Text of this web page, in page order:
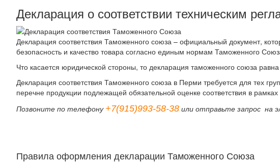
Декларация о соответствии техническим
Декларация соответствия Таможенного союза – официальный документ,
безопасность и качество товара согласно единым нормам Таможенного
Что касается юридической стороны, то декларация таможенного союза
Декларация соответствия Таможенного союза в Перми требуется для тех
перечне продукции подлежащей обязательной оценке соответствия в
Позвоните по телефону +7(915)993-58-38 или отправьте запрос на
Правила оформления декларации Таможенного Союза